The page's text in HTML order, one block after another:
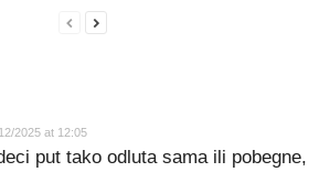
2025 at 12:05
put tako odluta sama ili pobegne,